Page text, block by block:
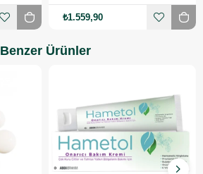
₺1.559,90
Benzer Ürünler